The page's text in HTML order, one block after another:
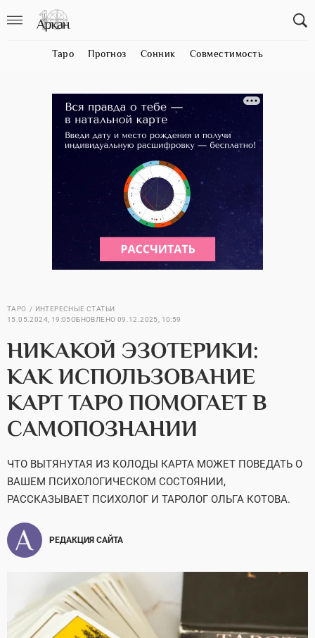
Таро Прогноз Сонник Совместимость
ТАРО
ИНТЕРЕСНЫЕ СТАТЬИ
15.05.2024, 19:05ОБНОВЛЕНО 09.12.2025, 10:59
НИКАКОЙ ЭЗОТЕРИКИ:
КАК ИСПОЛЬЗОВАНИЕ
КАРТ ТАРО ПОМОГАЕТ В
САМОПОЗНАНИИ
ЧТО ВЫТЯНУТАЯ ИЗ КОЛОДЫ КАРТА МОЖЕТ ПОВЕДАТЬ О
ВАШЕМ ПСИХОЛОГИЧЕСКОМ СОСТОЯНИИ,
РАССКАЗЫВАЕТ ПСИХОЛОГ И ТАРОЛОГ ОЛЬГА КОТОВА.
РЕДАКЦИЯ САЙТА